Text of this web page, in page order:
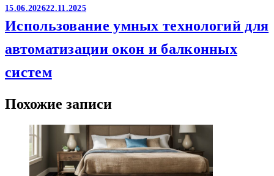
15.06.202622.11.2025
Использование умных технологий для
автоматизации окон и балконных
систем
Похожие записи